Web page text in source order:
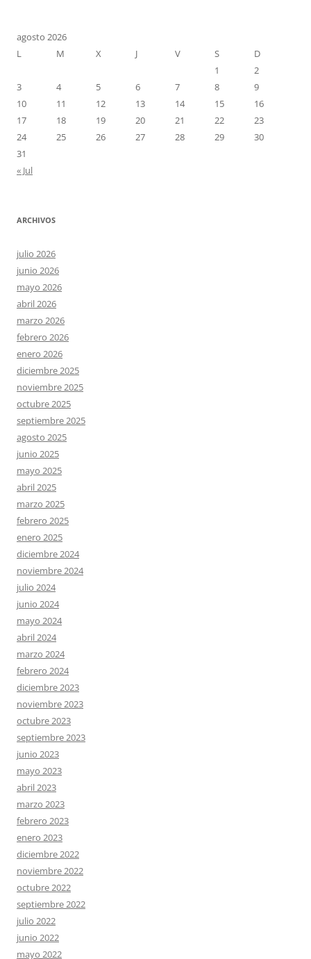
agosto 2026
L
M X J V S
D
1
2
3
4 5 6 7 8
9
10
11 12 13 14 15
16
17
18 19 20 21 22
23
24
25 26 27 28 29
30
31
« Jul
ARCHIVOS
julio 2026
junio 2026
mayo 2026
abril 2026
marzo 2026
febrero 2026
enero 2026
diciembre 2025
noviembre 2025
octubre 2025
septiembre 2025
agosto 2025
junio 2025
mayo 2025
abril 2025
marzo 2025
febrero 2025
enero 2025
diciembre 2024
noviembre 2024
julio 2024
junio 2024
mayo 2024
abril 2024
marzo 2024
febrero 2024
diciembre 2023
noviembre 2023
octubre 2023
septiembre 2023
junio 2023
mayo 2023
abril 2023
marzo 2023
febrero 2023
enero 2023
diciembre 2022
noviembre 2022
octubre 2022
septiembre 2022
julio 2022
junio 2022
mayo 2022